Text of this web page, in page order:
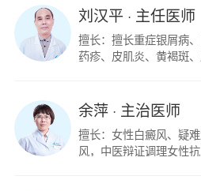
刘汉平· 主任医师
擅长：擅长重症银屑病
药疹、皮肌炎、黄褐斑
余萍· 主治医师
擅长：女性白癜风、疑
风，中医辩证调理女性抗